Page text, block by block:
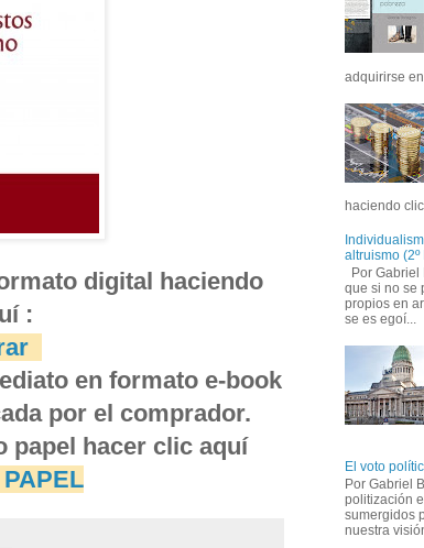
digital haciendo
:
en formato e-book
por el comprador.
papel hacer clic aquí
PAPEL
adquirirse en
haciendo
altruismo (2º
Por Gabriel
que si no se
propios en
se es egoí...
El voto
Por Gabriel
politización
sumergidos
nuestra